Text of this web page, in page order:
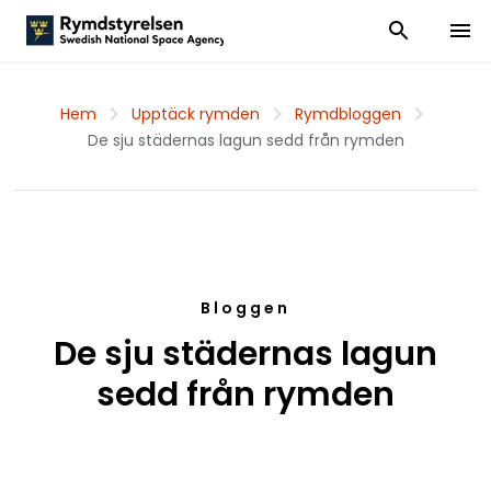
Visa och dölj
Visa
Hem Upptäck rymden
Rymdbloggen
De sju städernas lagun sedd från rymden
Bloggen
De sju städernas lagun
sedd från rymden